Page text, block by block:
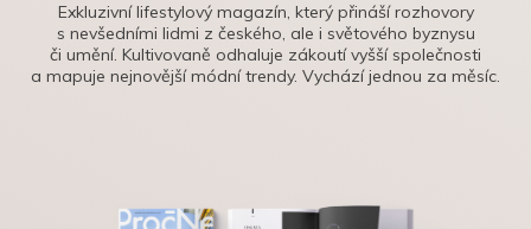
Exkluzivní lifestylový magazín, který přináší rozhovory
s nevšedními lidmi z českého, ale i světového byznysu
či umění. Kultivovaně odhaluje zákoutí vyšší společnosti
a mapuje nejnovější módní trendy. Vychází jednou za měsíc.